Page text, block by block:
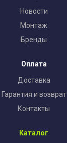
Новости
Монтаж
Бренды
Оплата
Доставка
Гарантия и возврат
Контакты
Каталог